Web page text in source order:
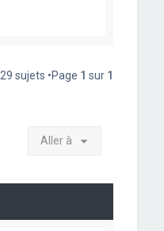
29 sujets •Page 1 sur 1
Aller à